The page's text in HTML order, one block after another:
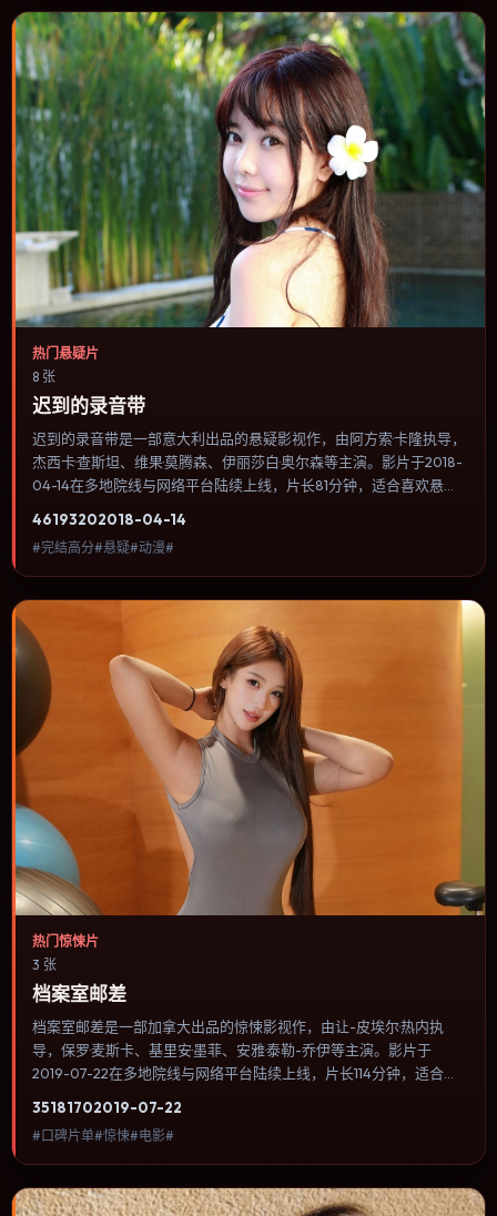
热门悬疑片
8 张
迟到的录音带
迟到的录音带是一部意大利出品的悬疑影视作，由阿方索·卡隆执导，
杰西卡·查斯坦、维果·莫腾森、伊丽莎白·奥尔森等主演。影片于2018-
04-14在多地院线与网络平台陆续上线，片长81分钟，适合喜欢悬疑
情节推进，节奏与视听语言统一，可作为休闲观影或类型片补片的选
择。
46193202018-04-14
#完结高分#悬疑#动漫#
热门惊悚片
3 张
档案室邮差
档案室邮差是一部加拿大出品的惊悚影视作，由让-皮埃尔·热内执
导，保罗·麦斯卡、基里安·墨菲、安雅·泰勒-乔伊等主演。影片于
2019-07-22在多地院线与网络平台陆续上线，片长114分钟，适合喜
选择与情节推进，节奏与视听语言统一，可作为休闲观影或类型片补
片的选择。
35181702019-07-22
#口碑片单#惊悚#电影#